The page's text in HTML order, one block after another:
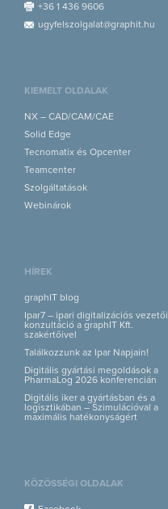
+36 1 436 9606
ugyfelszolgalat@graphit.hu
KIEMELT OLDALAK
NX – CAD/CAM/CAE
Solid Edge
Tecnomatix és Opcenter
Teamcenter
Szolgáltatások
Webinárok
HÍREK
graphIT blog
Ipar7 – ipari digitalizációs vezetői
konzultáció a graphIT Kft.
szakértőivel
Találkozzunk az Ipar Napjain!
Digitális gyártási megoldások a
PharmaLog 2026 konferencián
Digitális iker a gyártásban és a
logisztikában – Szimulációval a
maximális hatékonyságért
KÖZÖSSÉGI OLDALAK